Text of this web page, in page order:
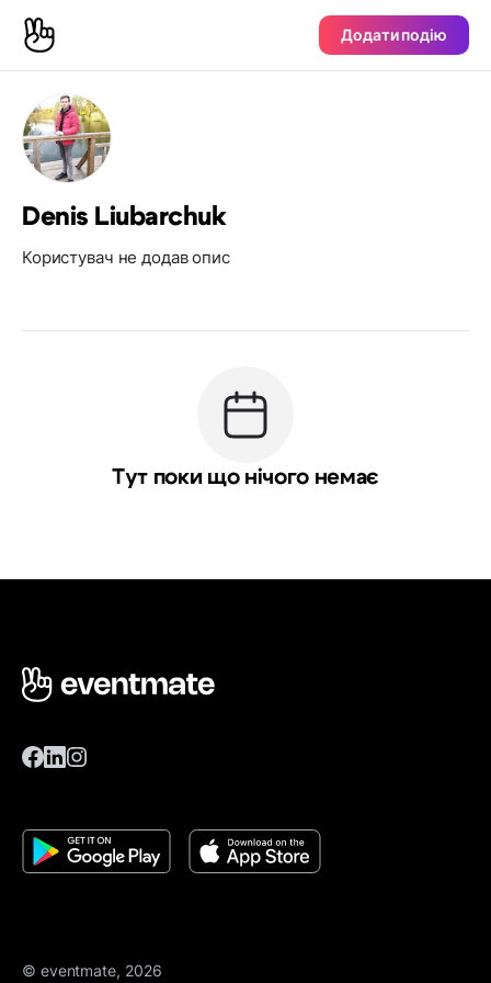
Додати подію
Denis Liubarchuk
Користувач не додав опис
Тут поки що нічого немає
© eventmate, 2026